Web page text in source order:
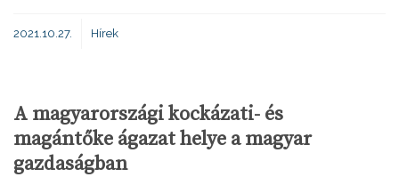
2021.10.27. Hírek
A magyarországi kockázati- és
magántőke ágazat helye a magyar
gazdaságban